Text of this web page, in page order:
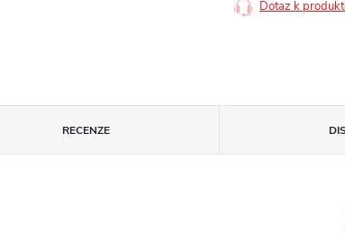
Dotaz k
RECENZE